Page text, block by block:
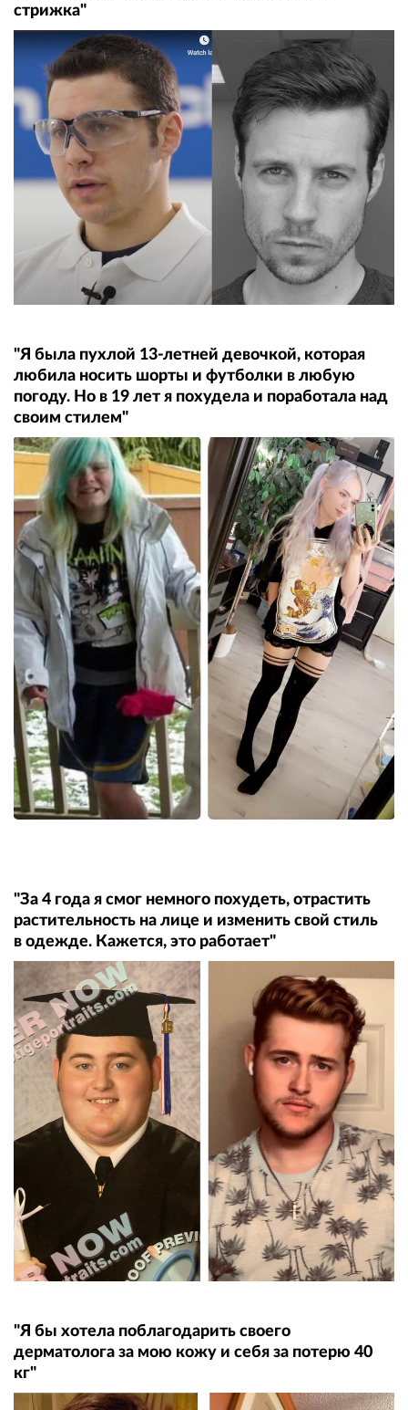
стрижка"
"Я была пухлой 13-летней девочкой, которая
любила носить шорты и футболки в любую
погоду. Но в 19 лет я похудела и поработала над
своим стилем"
"За 4 года я смог немного похудеть, отрастить
растительность на лице и изменить свой стиль
в одежде. Кажется, это работает"
"Я бы хотела поблагодарить своего
дерматолога за мою кожу и себя за потерю 40
кг"